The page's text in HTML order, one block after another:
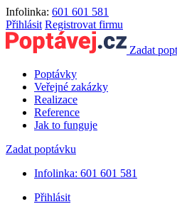
Infolinka: 601 601 581
Přihlásit Registrovat firmu
Zadat
Poptávky
Veřejné zakázky
Realizace
Reference
Jak to funguje
Zadat poptávku
Infolinka: 601 601 581
Přihlásit